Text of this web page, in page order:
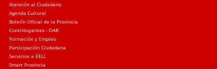
Atención al Ciudadano
Agenda Cultural
Boletín Oficial de la Provincia
Contribuyentes - OAR
Formación y Empleo
Participación Ciudadana
Servicios a EELL
Smart Provincia